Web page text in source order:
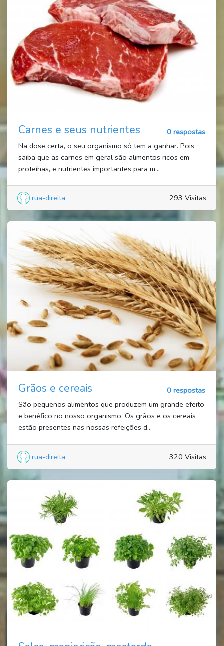
Carnes e seus nutrientes
0 respostas
Na dose certa, o seu organismo só tem a ganhar. Pois
saiba que as carnes em geral são alimentos ricos em
proteínas, e nutrientes importantes para m...
rua-direita 293 Visitas
Grãos e cereais
0 respostas
São pequenos alimentos que produzem um grande efeito
e benéfico no nosso organismo. Os grãos e os cereais
estão presentes nas nossas refeições d...
rua-direita 320 Visitas